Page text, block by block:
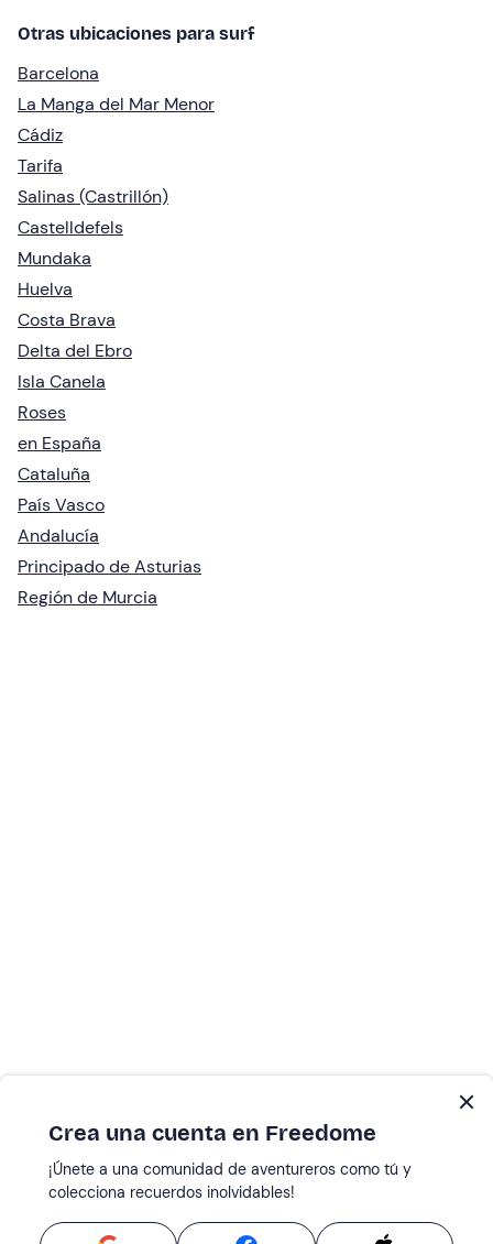
Otras ubicaciones para surf
Barcelona
La Manga del Mar Menor
Cádiz
Tarifa
Salinas (Castrillón)
Castelldefels
Mundaka
Huelva
Costa Brava
Delta del Ebro
Isla Canela
Roses
en España
Cataluña
País Vasco
Andalucía
Principado de Asturias
Región de Murcia
Crea una cuenta en Freedome
¡Únete a una comunidad de aventureros como tú y
colecciona recuerdos inolvidables!